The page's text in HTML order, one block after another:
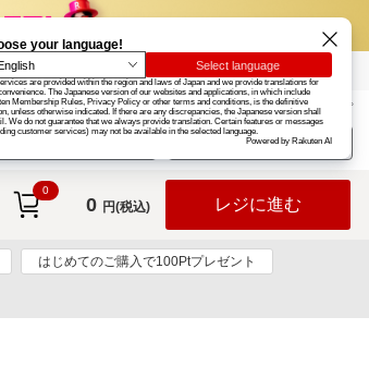
楽天グループ カード
お知らせ ヘルプ
ログイン
0
0 円(税込) レジに進む
はじめてのご購入で100Ptプレゼント